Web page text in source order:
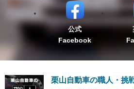
公式
Facebook
栗山自動車の職人・挑